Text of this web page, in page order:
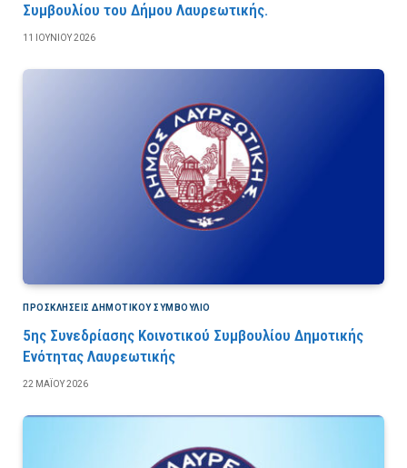
Συμβουλίου του Δήμου Λαυρεωτικής.
11 ΙΟΥΝΊΟΥ 2026
ΠΡΟΣΚΛΉΣΕΙΣ ΔΗΜΟΤΙΚΟΎ ΣΥΜΒΟΎΛΙΟ
5ης Συνεδρίασης Κοινοτικού Συμβουλίου Δημοτικής
Ενότητας Λαυρεωτικής
22 ΜΑΪ́ΟΥ 2026